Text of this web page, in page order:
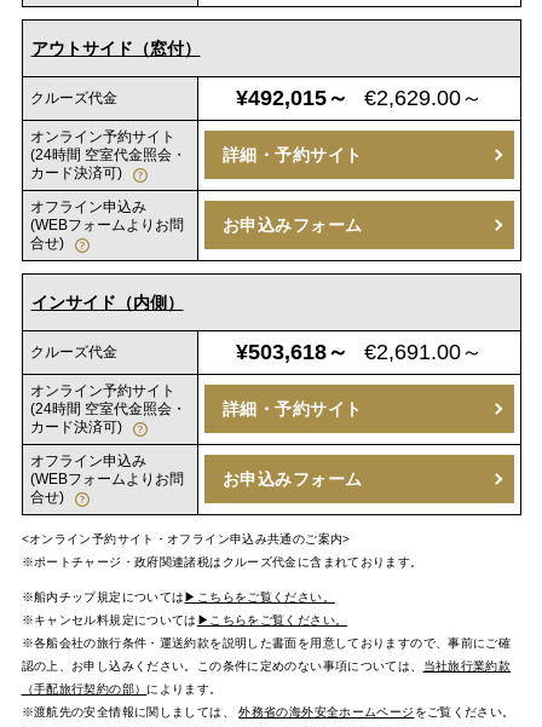
アウトサイド（窓付）
クルーズ代金 ¥492,015～ €2,629.00～
オンライン予約サイト
(24時間 空室代金照会・
カード決済可)
詳細・予約サイト
オフライン申込み
(WEBフォームよりお問
合せ)
お申込みフォーム
インサイド（内側）
クルーズ代金 ¥503,618～ €2,691.00～
オンライン予約サイト
(24時間 空室代金照会・
カード決済可)
詳細・予約サイト
オフライン申込み
(WEBフォームよりお問
合せ)
お申込みフォーム
<オンライン予約サイト・オフライン申込み共通のご案内>
※ポートチャージ・政府関連諸税はクルーズ代金に含まれております。
※船内チップ規定については▶こちらをご覧ください。
※キャンセル料規定については ▶こちらをご覧ください。
※各船会社の旅行条件・運送約款を説明した書面を用意しておりますので、事前にご確
認の上、お申し込みください。この条件に定めのない事項については、
当社旅行業約款
（手配旅行契約の部） によります。
※渡航先の安全情報に関しましては、外務省の海外安全ホームページ をご覧ください。